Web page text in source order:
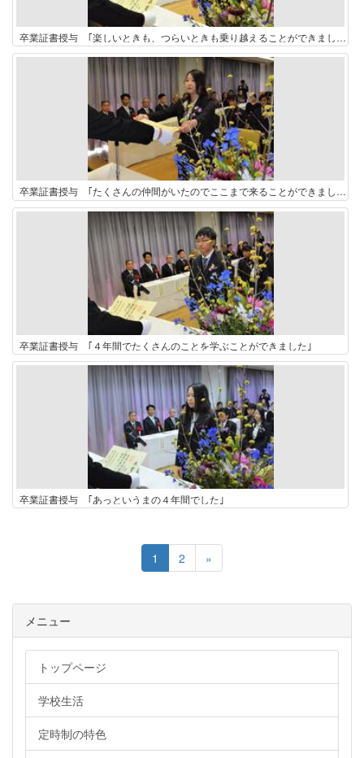
卒業証書授与 ｢楽しいときも、つらいときも乗り越えることができました｣
卒業証書授与 ｢たくさんの仲間がいたのでここまで来ることができました｣
卒業証書授与 ｢４年間でたくさんのことを学ぶことができました｣
卒業証書授与 ｢あっというまの４年間でした｣
1 2 »
メニュー
トップページ
学校生活
定時制の特色